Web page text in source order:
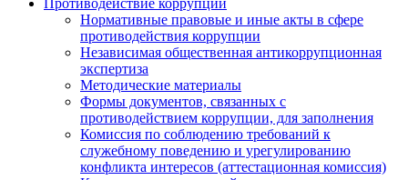
Противодействие коррупции
Нормативные правовые и иные акты в сфере
противодействия коррупции
Независимая общественная антикоррупционная
экспертиза
Методические материалы
Формы документов, связанных с
противодействием коррупции, для заполнения
Комиссия по соблюдению требований к
служебному поведению и урегулированию
конфликта интересов (аттестационная комиссия)